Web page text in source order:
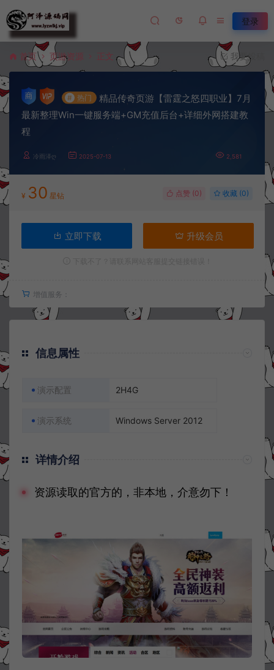
登录
首页 页游资源 正文 我要投稿
# 热门
精品传奇页游【雷霆之怒四职业】7月
最新整理Win一键服务端+GM充值后台+详细外网搭建教
程
冷雨泽ღ 2025-07-13 2,581
¥ 30 星钻 点赞 (0) 收藏 (0)
立即下载 升级会员
增值服务：
信息属性
演示配置 2H4G
演示系统 Windows Server 2012
详情介绍
资源读取的官方的，非本地，介意勿下！